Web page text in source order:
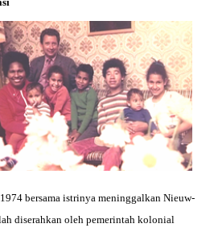
bersama istrinya meninggalkan Nieuw-
diserahkan oleh pemerintah kolonial